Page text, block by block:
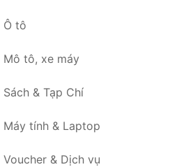
Ô tô
Mô tô, xe máy
Sách & Tạp Chí
Máy tính & Laptop
Voucher & Dịch vụ